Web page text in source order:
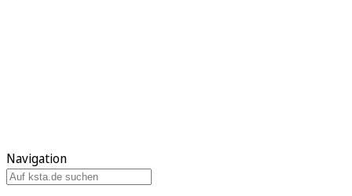
Navigation